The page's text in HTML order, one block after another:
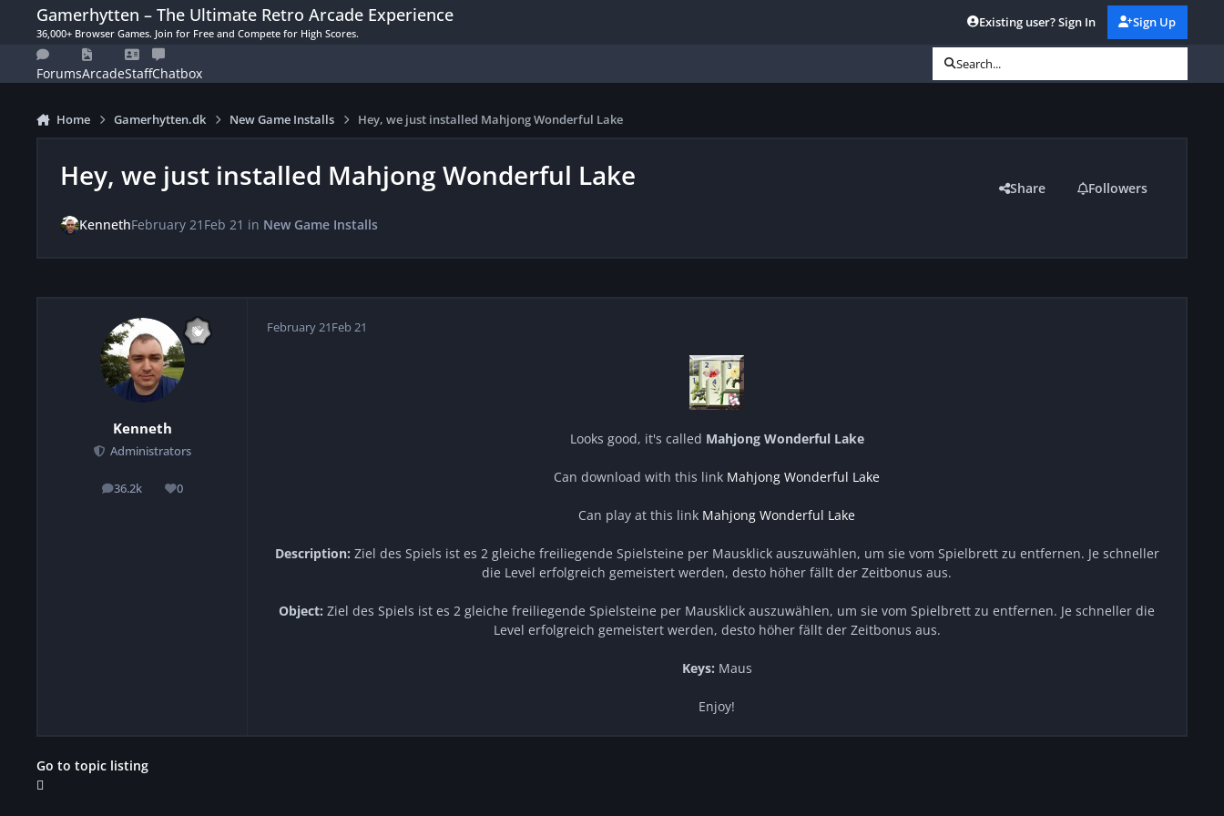
Skip to content
Gamerhytten – The Ultimate Retro Arcade Experience
36,000+ Browser Games. Join for Free and Compete for High Scores.
Existing user? Sign In Sign Up
ForumsArcadeStaffChatbox
Search...
Home Gamerhytten.dk New Game Installs Hey, we just installed Mahjong Wonderful Lake
Hey, we just installed Mahjong Wonderful Lake Share Followers
KennethFebruary 21 Feb 21 in New Game Installs
Kenneth
Administrators
36.2k
posts 0
Reputation
February 21Feb 21
Looks good, it's called Mahjong Wonderful Lake
Can download with this link Mahjong Wonderful Lake
Can play at this link Mahjong Wonderful Lake
Description: Ziel des Spiels ist es 2 gleiche freiliegende Spielsteine per Mausklick auszuwählen, um sie vom Spielbrett zu entfernen. Je schneller
die Level erfolgreich gemeistert werden, desto höher fällt der Zeitbonus aus.
Object: Ziel des Spiels ist es 2 gleiche freiliegende Spielsteine per Mausklick auszuwählen, um sie vom Spielbrett zu entfernen. Je schneller die
Level erfolgreich gemeistert werden, desto höher fällt der Zeitbonus aus.
Keys: Maus
Enjoy!
Go to topic listing